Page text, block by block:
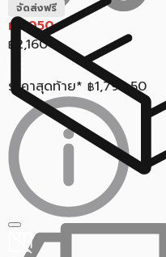
จัดส่งฟรี
฿ 2,050
฿ 2,160
ราคาสุดท้าย* ฿1,794.50